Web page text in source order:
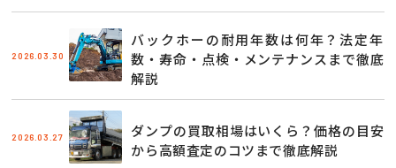
2026.03.30
バックホーの耐用年数は何年？法定年
数・寿命・点検・メンテナンスまで徹底
解説
2026.03.27
ダンプの買取相場はいくら？価格の目安
から高額査定のコツまで徹底解説